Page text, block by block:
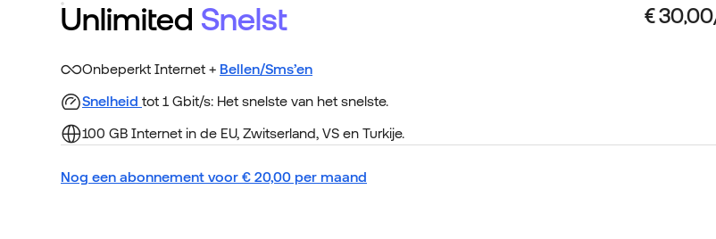
Unlimited Snelst
Onbeperkt Internet + Bellen/Sms’en
Snelheid tot 1 Gbit/s: Het snelste van het snelste.
100 GB Internet in de EU, Zwitserland, VS en Turkije.
Nog een abonnement voor € 20,00 per maand